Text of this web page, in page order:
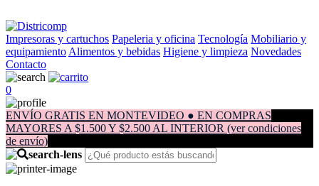
Impresoras y cartuchos Papeleria y oficina Tecnología Mobiliario y
equipamiento Alimentos y bebidas Higiene y limpieza Novedades
Contacto
0
ENVÍO GRATIS EN MONTEVIDEO ● EN COMPRAS
MAYORES A $1.500 Y $2.500 AL INTERIOR (ver condiciones
de envío)